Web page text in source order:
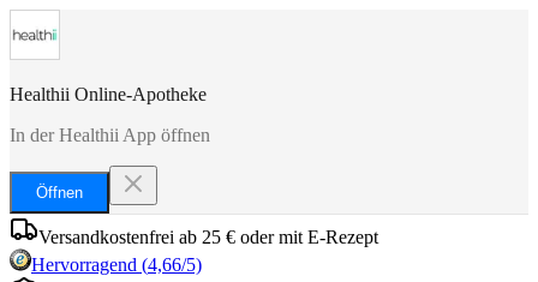
Healthii Online-Apotheke
In der Healthii App öffnen
Öffnen
Versandkostenfrei ab 25 € oder mit E-Rezept
Hervorragend (4,66/5)